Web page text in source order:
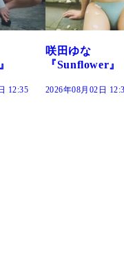
』
12:30
藤水咲桜『花
だまり』
2026年08月02日